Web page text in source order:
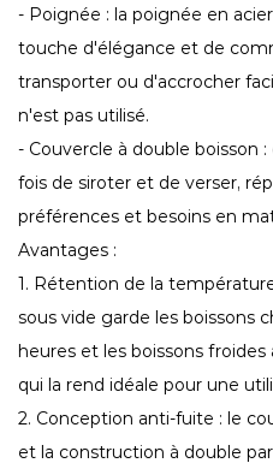
- Poignée : la poignée en
touche d'élégance et de
transporter ou d'accrocher
n'est pas utilisé.
- Couvercle à double boisson
fois de siroter et de verser,
préférences et besoins en
Avantages :
1. Rétention de la
sous vide garde les boissons
heures et les boissons
qui la rend idéale pour une
2. Conception anti-fuite : le
et la construction à double